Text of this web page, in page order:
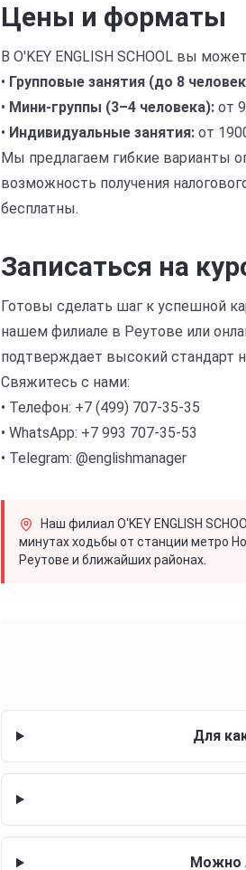
Цены и форматы
В O'KEY ENGLISH SCHOOL вы
• Групповые занятия (до 8
• Мини-группы (3–4 человека): от
• Индивидуальные занятия: от
Мы предлагаем гибкие варианты
возможность получения
бесплатны.
Записаться на
Готовы сделать шаг к успешной
нашем филиале в Реутове или
подтверждает высокий стандарт
Свяжитесь с нами:
• Телефон: +7 (499) 707-35-35
• WhatsApp: +7 993 707-35-53
• Telegram: @englishmanager
Наш филиал O'KEY ENGLISH
минутах ходьбы от станции метро
Реутове и ближайших районах.
Для
Можно